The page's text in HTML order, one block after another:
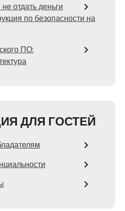
отдать деньги
по безопасности на
ПО:
ДЛЯ ГОСТЕЙ